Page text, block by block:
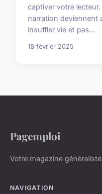
captiver votre
narration deviennent
insuffler vie et pas...
18 février 2025
Pagemploi
Votre magazine
NAVIGATION